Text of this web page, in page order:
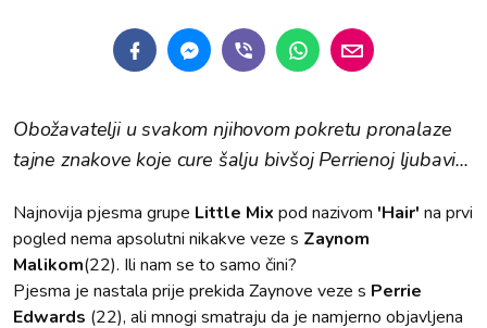
Obožavatelji u svakom njihovom pokretu pronalaze
tajne znakove koje cure šalju bivšoj Perrienoj ljubavi...
Najnovija pjesma grupe Little Mix pod nazivom 'Hair' na prvi
pogled nema apsolutni nikakve veze s Zaynom
Malikom(22). Ili nam se to samo čini?
Pjesma je nastala prije prekida Zaynove veze s Perrie
Edwards (22), ali mnogi smatraju da je namjerno objavljena